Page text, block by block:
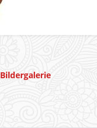
Bildergalerie